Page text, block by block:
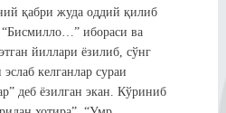
қабри жуда оддий қилиб
ибораси ва
йиллари ёзилиб, сўнг
келганлар сураи
деб ёзилган экан. Кўриниб